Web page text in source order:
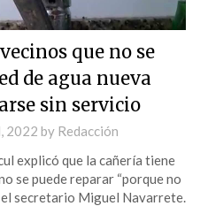
que no se
de agua nueva
sin servicio
2022 by Redacción
explicó que la cañería tiene
se puede reparar “porque no
el secretario Miguel Navarrete.